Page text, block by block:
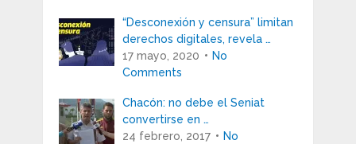
“Desconexión y censura” limitan
derechos digitales, revela …
17 mayo, 2020
No
Comments
Chacón: no debe el Seniat
convertirse en …
24 febrero, 2017
No